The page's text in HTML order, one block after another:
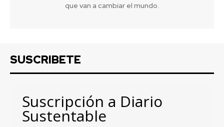
que van a cambiar el mundo.
SUSCRIBETE
Suscripción a Diario
Sustentable